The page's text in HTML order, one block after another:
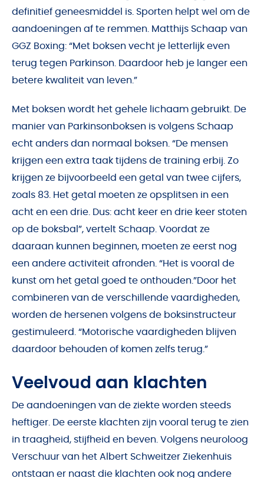
definitief geneesmiddel is. Sporten helpt wel om de
aandoeningen af te remmen. Matthijs Schaap van
GGZ Boxing: “Met boksen vecht je letterlijk even
terug tegen Parkinson. Daardoor heb je langer een
betere kwaliteit van leven.”
Met boksen wordt het gehele lichaam gebruikt. De
manier van Parkinsonboksen is volgens Schaap
echt anders dan normaal boksen. “De mensen
krijgen een extra taak tijdens de training erbij. Zo
krijgen ze bijvoorbeeld een getal van twee cijfers,
zoals 83. Het getal moeten ze opsplitsen in een
acht en een drie. Dus: acht keer en drie keer stoten
op de boksbal”, vertelt Schaap. Voordat ze
daaraan kunnen beginnen, moeten ze eerst nog
een andere activiteit afronden. “Het is vooral de
kunst om het getal goed te onthouden.”Door het
combineren van de verschillende vaardigheden,
worden de hersenen volgens de boksinstructeur
gestimuleerd. “Motorische vaardigheden blijven
daardoor behouden of komen zelfs terug.”
Veelvoud aan klachten
De aandoeningen van de ziekte worden steeds
heftiger. De eerste klachten zijn vooral terug te zien
in traagheid, stijfheid en beven. Volgens neuroloog
Verschuur van het Albert Schweitzer Ziekenhuis
ontstaan er naast die klachten ook nog andere